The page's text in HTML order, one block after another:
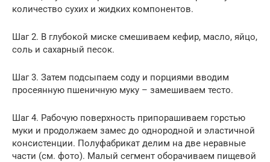
количество сухих и жидких компонентов.
Шаг 2. В глубокой миске смешиваем кефир, масло, яйцо,
соль и сахарный песок.
Шаг 3. Затем подсыпаем соду и порциями вводим
просеянную пшеничную муку – замешиваем тесто.
Шаг 4. Рабочую поверхность припорашиваем горстью
муки и продолжаем замес до однородной и эластичной
консистенции. Полуфабрикат делим на две неравные
части (см. фото). Малый сегмент оборачиваем пищевой